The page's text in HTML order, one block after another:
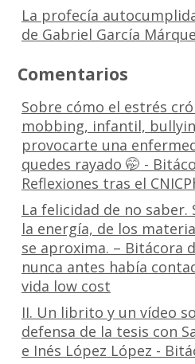
La profecía
de Gabriel García
Comentarios
Sobre cómo el estrés
mobbing, infantil,
provocarte una
quedes rayado 🤭 -
Reflexiones tras el
La felicidad de no saber.
la energía, de los
se aproxima. – Bitácora
nunca antes había
vida low cost
II. Un librito y un vídeo
defensa de la tesis con
e Inés López López -